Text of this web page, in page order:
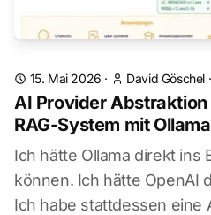
15. Mai 2026 · David Göschel ·
AI Provider
RAG-System mit
Ich hätte Ollama direkt ins
können. Ich hätte OpenAI
Ich habe stattdessen eine